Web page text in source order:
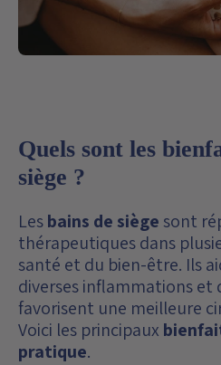
Quels sont les
siège ?
Lesbains de siège sont
thérapeutiques dans
santé et du bien-être. Ils
diverses inflammations et
favorisent une meilleure
Voici les principaux
pratique.